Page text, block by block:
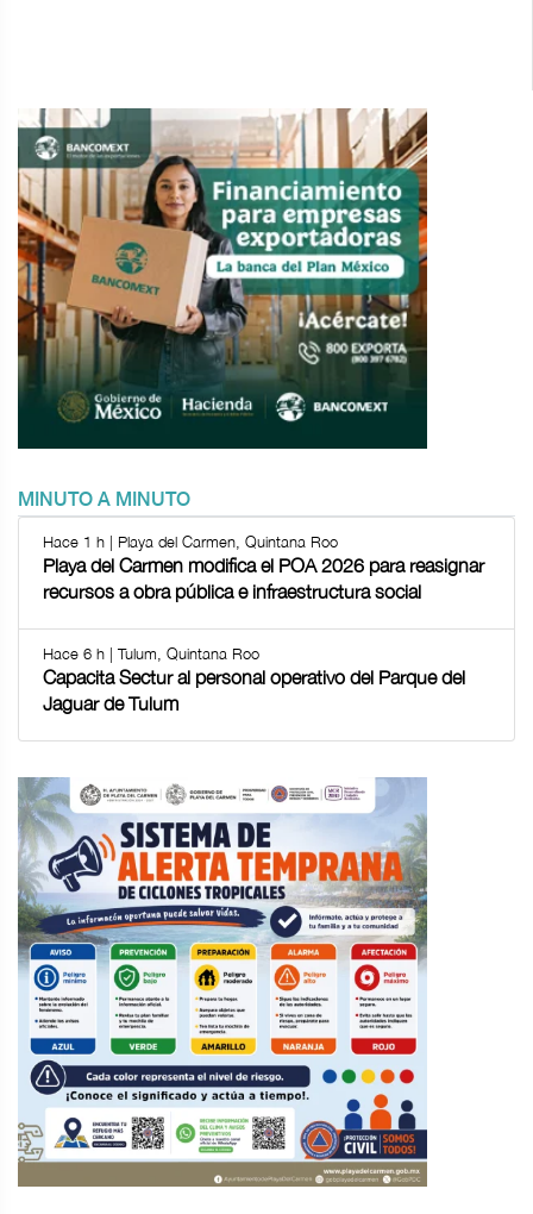
MINUTO A MINUTO
Hace 1 h | Playa del Carmen, Quintana Roo
Playa del Carmen modifica el POA 2026 para reasignar
recursos a obra pública e infraestructura social
Hace 6 h | Tulum, Quintana Roo
Capacita Sectur al personal operativo del Parque del
Jaguar de Tulum